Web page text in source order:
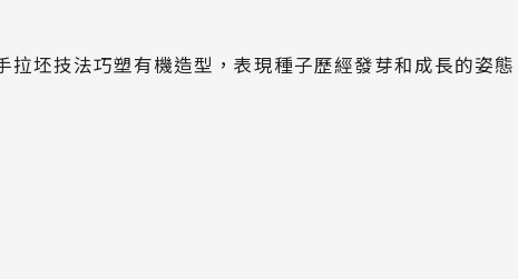
坯技法巧塑有機造型，表現種子歷經發芽和成長的姿態